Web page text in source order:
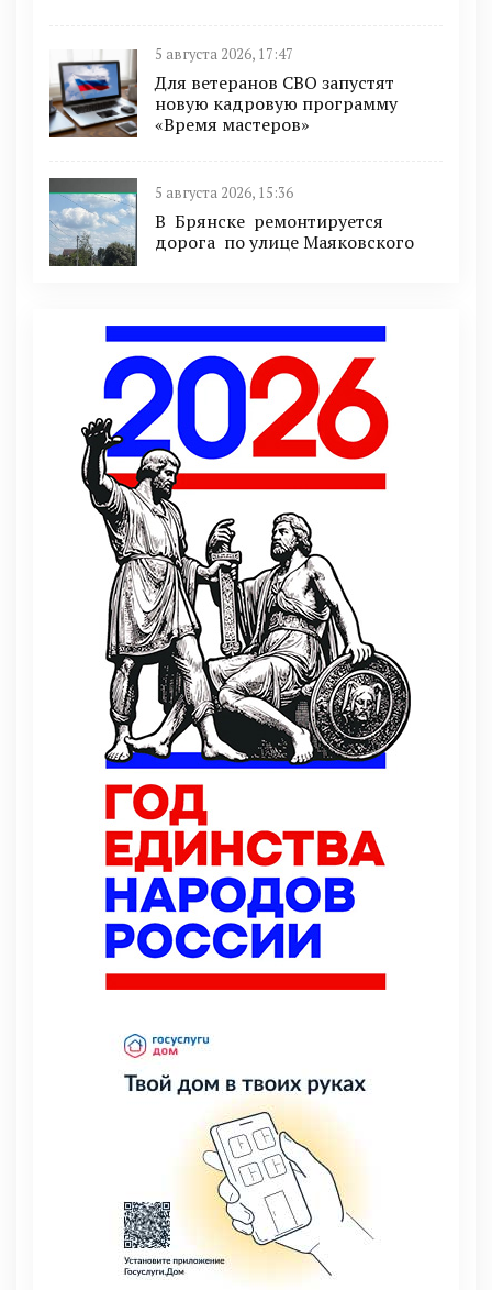
5 августа 2026, 17:47
Для ветеранов СВО запустят
новую кадровую программу
«Время мастеров»
5 августа 2026, 15:36
В Брянске ремонтируется
дорога по улице Маяковского